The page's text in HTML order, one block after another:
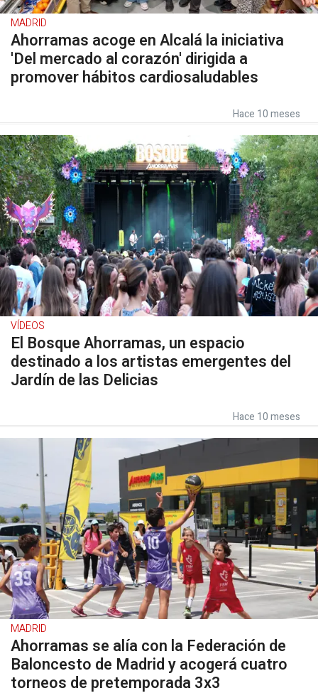
MADRID
Ahorramas acoge en Alcalá la iniciativa
'Del mercado al corazón' dirigida a
promover hábitos cardiosaludables
Hace 10 meses
VÍDEOS
El Bosque Ahorramas, un espacio
destinado a los artistas emergentes del
Jardín de las Delicias
Hace 10 meses
MADRID
Ahorramas se alía con la Federación de
Baloncesto de Madrid y acogerá cuatro
torneos de pretemporada 3x3